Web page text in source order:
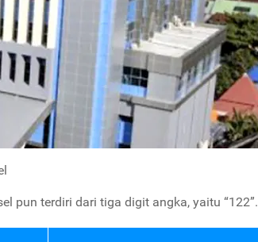
pun terdiri dari tiga digit angka, yaitu “122”.